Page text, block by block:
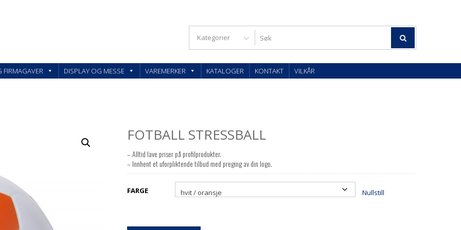
FIRMAGAVER DISPLAY OG MESSE VAREMERKER KATALOGER KONTAKT VILKÅR
FOTBALL STRESSBALL
– Alltid lave priser på profilprodukter.
– Innhent et uforpliktende tilbud med preging av din logo.
FARGE Nullstill